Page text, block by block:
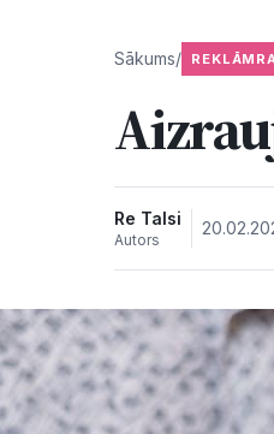
Sākums/
Re Talsi
Autors